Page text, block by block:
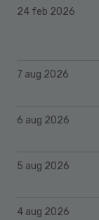
24 feb 2026
7 aug 2026
6 aug 2026
5 aug 2026
4 aug 2026